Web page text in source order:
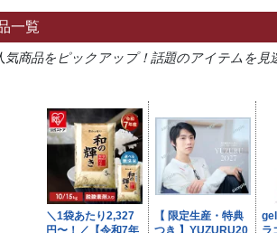
一覧
気商品をピックアップ！話題のアイテムを見